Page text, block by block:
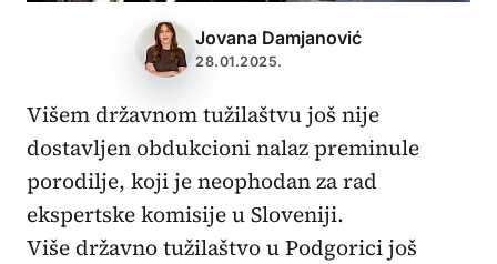
Jovana Damjanović
28.01.2025.
Višem državnom tužilaštvu još nije
dostavljen obdukcioni nalaz preminule
porodilje, koji je neophodan za rad
ekspertske komisije u Sloveniji.
Više državno tužilaštvo u Podgorici još